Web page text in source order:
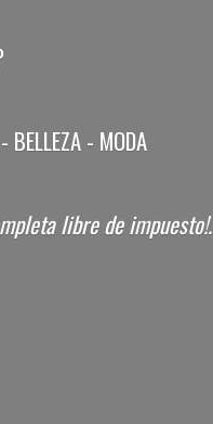
BELLEZA - MODA
librede impuesto!.